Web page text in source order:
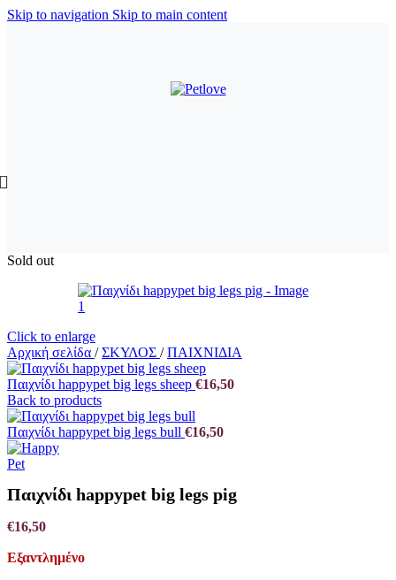
Skip to navigation Skip to main content
Sold out
Click to enlarge
Αρχική σελίδα / ΣΚΥΛΟΣ / ΠΑΙΧΝΙΔΙΑ
Παιχνίδι happypet big legs sheep €16,50
Back to products
Παιχνίδι happypet big legs bull €16,50
Παιχνίδι happypet big legs pig
€16,50
Εξαντλημένο